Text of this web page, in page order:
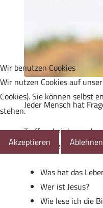
Jeder Mensch hat
Treffen, bei denen
christlichen Glauben
Was hat das
Wer ist Jesus?
Wie lese ich die
Wir benutzen Cookies
Wir nutzen Cookies auf
Cookies). Sie können selbst
stehen.
Akzeptieren
Ablehnen
HoffnungsKids
Kleingruppen